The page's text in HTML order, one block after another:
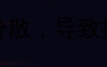
，导